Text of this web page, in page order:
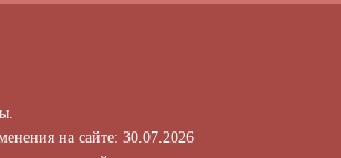
на сайте: 30.07.2026